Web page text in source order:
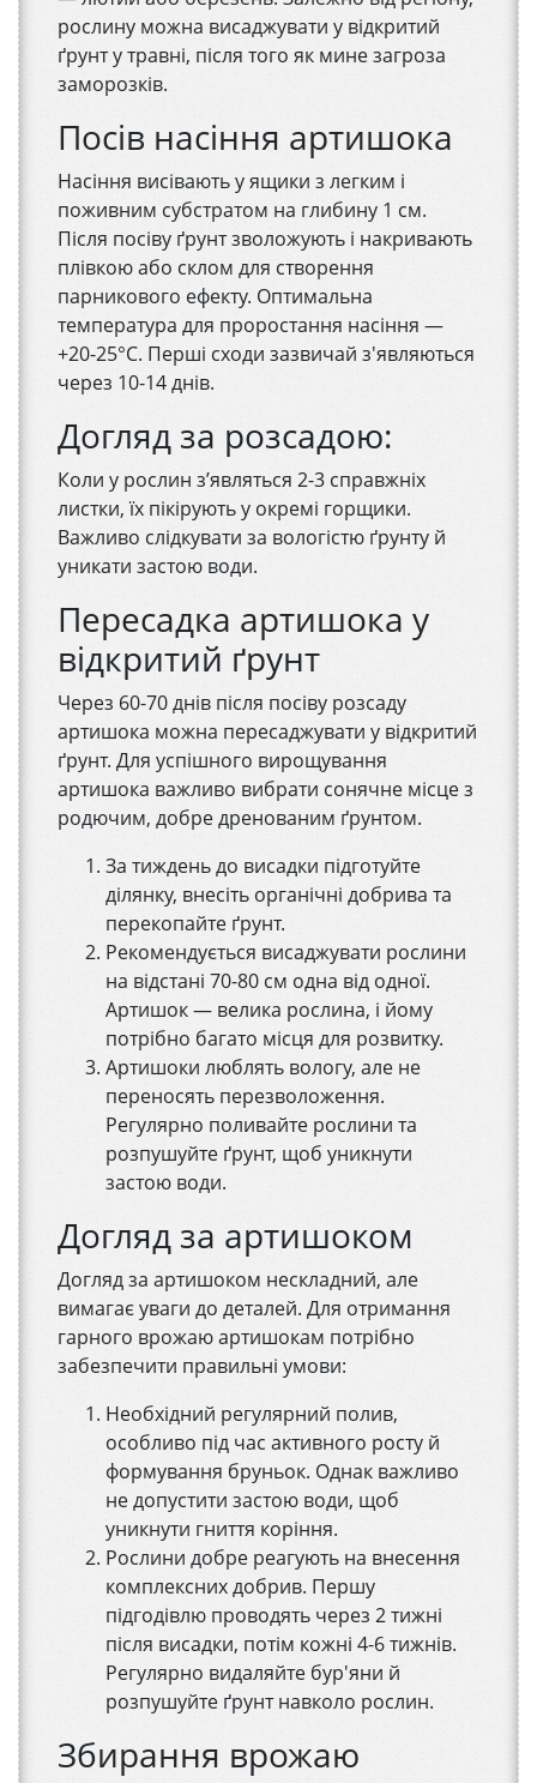
рослину можна висаджувати у відкритий
ґрунт у травні, після того як мине загроза
заморозків.
Посів насіння артишока
Насіння висівають у ящики з легким і
поживним субстратом на глибину 1 см.
Після посіву ґрунт зволожують і накривають
плівкою або склом для створення
парникового ефекту. Оптимальна
температура для проростання насіння —
+20-25°C. Перші сходи зазвичай з'являються
через 10-14 днів.
Догляд за розсадою:
Коли у рослин з’являться 2-3 справжніх
листки, їх пікірують у окремі горщики.
Важливо слідкувати за вологістю ґрунту й
уникати застою води.
Пересадка артишока у
відкритий ґрунт
Через 60-70 днів після посіву розсаду
артишока можна пересаджувати у відкритий
ґрунт. Для успішного вирощування
артишока важливо вибрати сонячне місце з
родючим, добре дренованим ґрунтом.
За тиждень до висадки підготуйте
ділянку, внесіть органічні добрива та
перекопайте ґрунт.
Рекомендується висаджувати рослини
на відстані 70-80 см одна від одної.
Артишок — велика рослина, і йому
потрібно багато місця для розвитку.
Артишоки люблять вологу, але не
переносять перезволоження.
Регулярно поливайте рослини та
розпушуйте ґрунт, щоб уникнути
застою води.
Догляд за артишоком
Догляд за артишоком нескладний, але
вимагає уваги до деталей. Для отримання
гарного врожаю артишокам потрібно
забезпечити правильні умови:
Необхідний регулярний полив,
особливо під час активного росту й
формування бруньок. Однак важливо
не допустити застою води, щоб
уникнути гниття коріння.
Рослини добре реагують на внесення
комплексних добрив. Першу
підгодівлю проводять через 2 тижні
після висадки, потім кожні 4-6 тижнів.
Регулярно видаляйте бур'яни й
розпушуйте ґрунт навколо рослин.
Збирання врожаю